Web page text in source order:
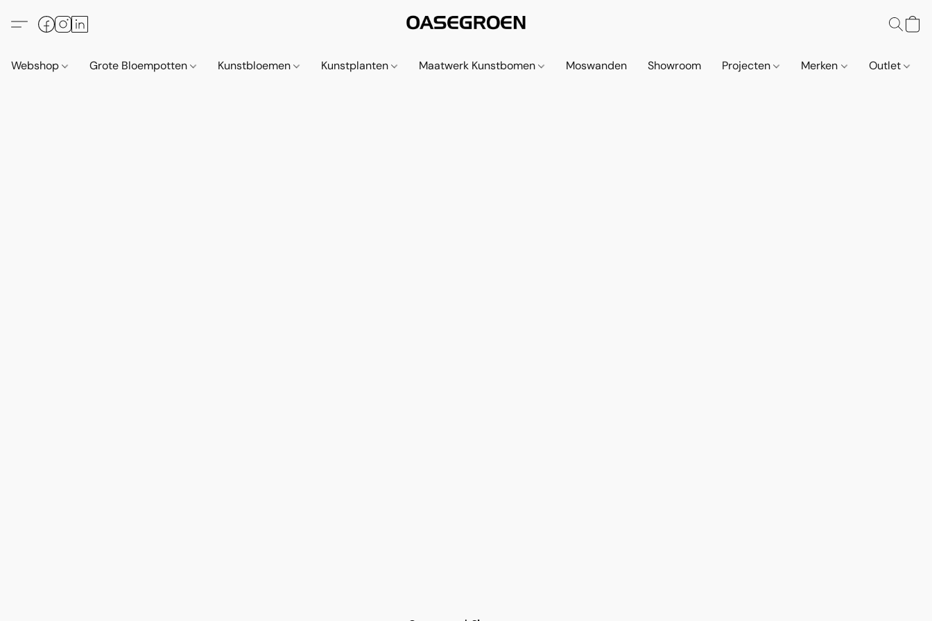
Webshop Grote Bloempotten Kunstbloemen Kunstplanten Maatwerk Kunstbomen Moswanden Showroom Projecten Merken Outlet